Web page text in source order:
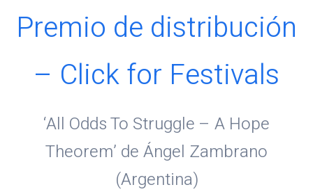
Premio de distribución
– Click for Festivals
‘All Odds To Struggle – A Hope
Theorem’ de Ángel Zambrano
(Argentina)